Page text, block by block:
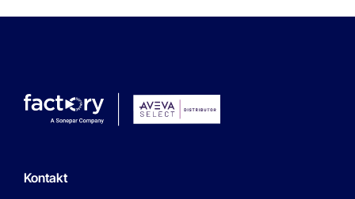
Kontakt